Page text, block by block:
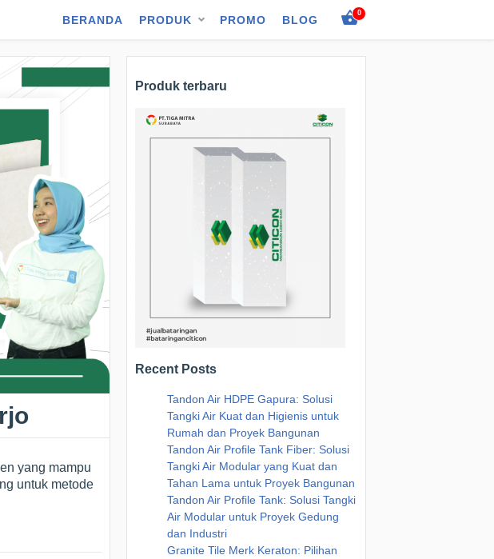
0
BERANDA PRODUK PROMO BLOG
yang mampu
untuk metode
Produk terbaru
Recent Posts
Tandon Air HDPE Gapura: Solusi
Tangki Air Kuat dan Higienis untuk
Rumah dan Proyek Bangunan
Tandon Air Profile Tank Fiber: Solusi
Tangki Air Modular yang Kuat dan
Tahan Lama untuk Proyek Bangunan
Tandon Air Profile Tank: Solusi Tangki
Air Modular untuk Proyek Gedung
dan Industri
Granite Tile Merk Keraton: Pilihan